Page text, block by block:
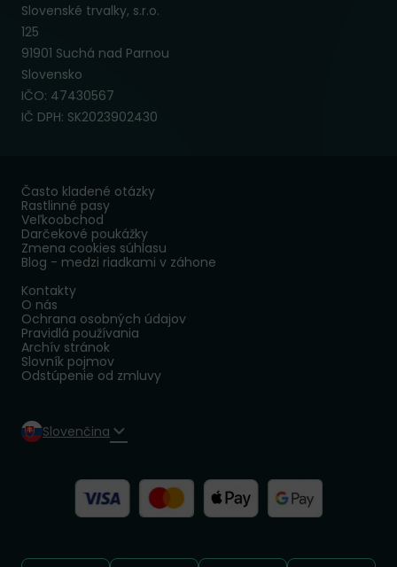
Slovenské trvalky, s.r.o.
125
91901 Suchá nad Parnou
Slovensko
IČO: 47430567
IČ DPH: SK2023902430
Často kladené otázky
Rastlinné pasy
Veľkoobchod
Darčekové poukážky
Zmena cookies súhlasu
Blog - medzi riadkami v záhone
Kontakty
O nás
Ochrana osobných údajov
Pravidlá používania
Archív stránok
Slovník pojmov
Odstúpenie od zmluvy
Slovenčina